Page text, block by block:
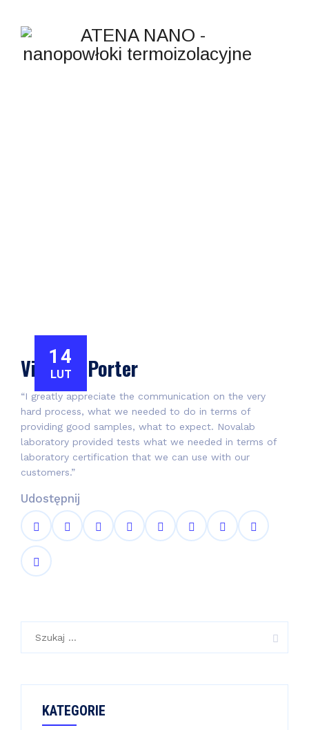
14
LUT
Victoria Porter
“I greatly appreciate the communication on the very
hard process, what we needed to do in terms of
providing good samples, what to expect. Novalab
laboratory provided tests what we needed in terms of
laboratory certification that we can use with our
customers.”
Udostępnij
KATEGORIE